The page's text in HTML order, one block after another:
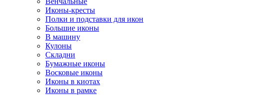
Иконы-кресты
Полки и подставки для икон
Большие иконы
В машину
Кулоны
Складни
Бумажные иконы
Восковые иконы
Иконы в киотах
Иконы в рамке